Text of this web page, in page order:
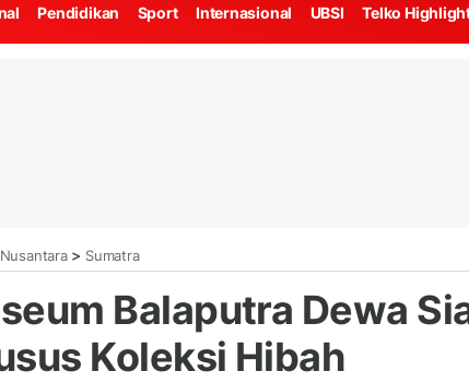
Pendidikan Sport Internasional UBSI Telko
Nusantara> Sumatra
Balaputra Dewa
Koleksi Hibah